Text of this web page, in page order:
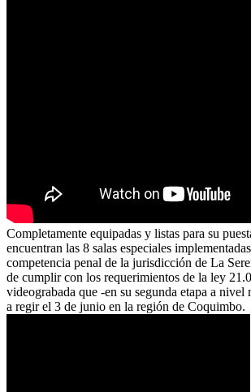
Completamente equipadas y listas para su
encuentran las 8 salas especiales
competencia penal de la jurisdicción de La
de cumplir con los requerimientos de la ley
videograbada que -en su segunda etapa a nivel
a regir el 3 de junio en la región de Coquimbo.